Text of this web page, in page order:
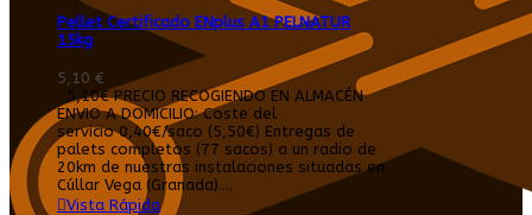
Pellet Certificado ENplus A1 PELNATUR
15kg
5,10 €
5,10€ PRECIO RECOGIENDO EN ALMACÉN
ENVIO A DOMICILIO: Coste del
servicio 0,40€/saco (5,50€) Entregas de
palets completos (77 sacos) a un radio de
20km de nuestras instalaciones situadas en
Cúllar Vega (Granada)....
Vista Rápida